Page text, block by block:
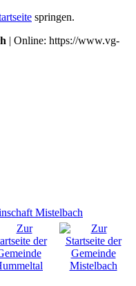
springen.
| Online: https://www.vg-